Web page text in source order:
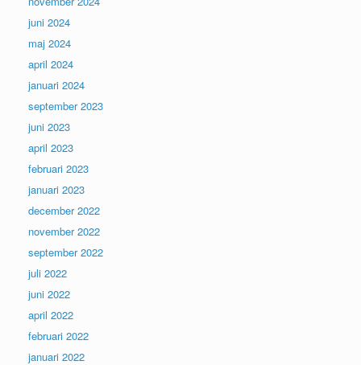
juni 2024
maj 2024
april 2024
januari 2024
september 2023
juni 2023
april 2023
februari 2023
januari 2023
december 2022
november 2022
september 2022
juli 2022
juni 2022
april 2022
februari 2022
januari 2022